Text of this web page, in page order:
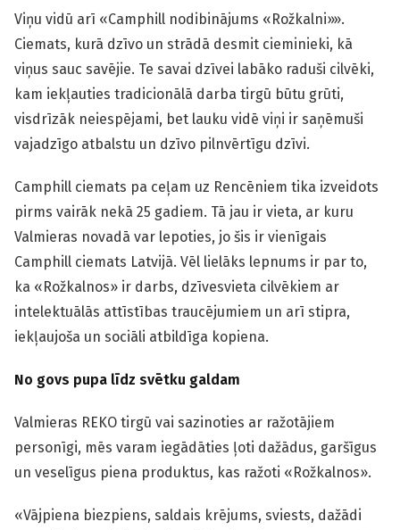
Viņu vidū arī «Camphill nodibinājums «Rožkalni»».
Ciemats, kurā dzīvo un strādā desmit cieminieki, kā
viņus sauc savējie. Te savai dzīvei labāko raduši cilvēki,
kam iekļauties tradicionālā darba tirgū būtu grūti,
visdrīzāk neiespējami, bet lauku vidē viņi ir saņēmuši
vajadzīgo atbalstu un dzīvo pilnvērtīgu dzīvi.
Camphill ciemats pa ceļam uz Rencēniem tika izveidots
pirms vairāk nekā 25 gadiem. Tā jau ir vieta, ar kuru
Valmieras novadā var lepoties, jo šis ir vienīgais
Camphill ciemats Latvijā. Vēl lielāks lepnums ir par to,
ka «Rožkalnos» ir darbs, dzīvesvieta cilvēkiem ar
intelektuālās attīstības traucējumiem un arī stipra,
iekļaujoša un sociāli atbildīga kopiena.
No govs pupa līdz svētku galdam
Valmieras REKO tirgū vai sazinoties ar ražotājiem
personīgi, mēs varam iegādāties ļoti dažādus, garšīgus
un veselīgus piena produktus, kas ražoti «Rožkalnos».
«Vājpiena biezpiens, saldais krējums, sviests, dažādi